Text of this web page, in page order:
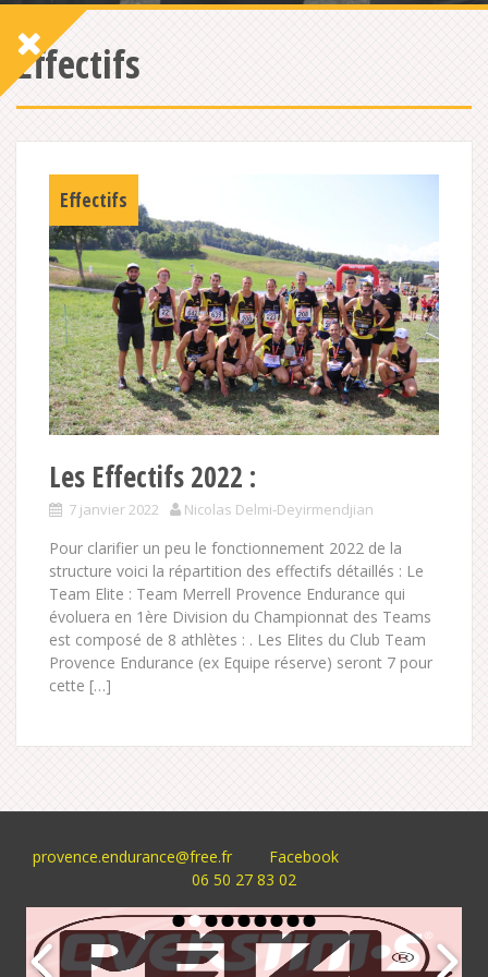
Effectifs
Effectifs
Les Effectifs 2022 :
7 janvier 2022 Nicolas Delmi-Deyirmendjian
Pour clarifier un peu le fonctionnement 2022 de la
structure voici la répartition des effectifs détaillés : Le
Team Elite : Team Merrell Provence Endurance qui
évoluera en 1ère Division du Championnat des Teams
est composé de 8 athlètes : . Les Elites du Club Team
Provence Endurance (ex Equipe réserve) seront 7 pour
cette […]
provence.endurance@free.fr
Facebook
06 50 27 83 02